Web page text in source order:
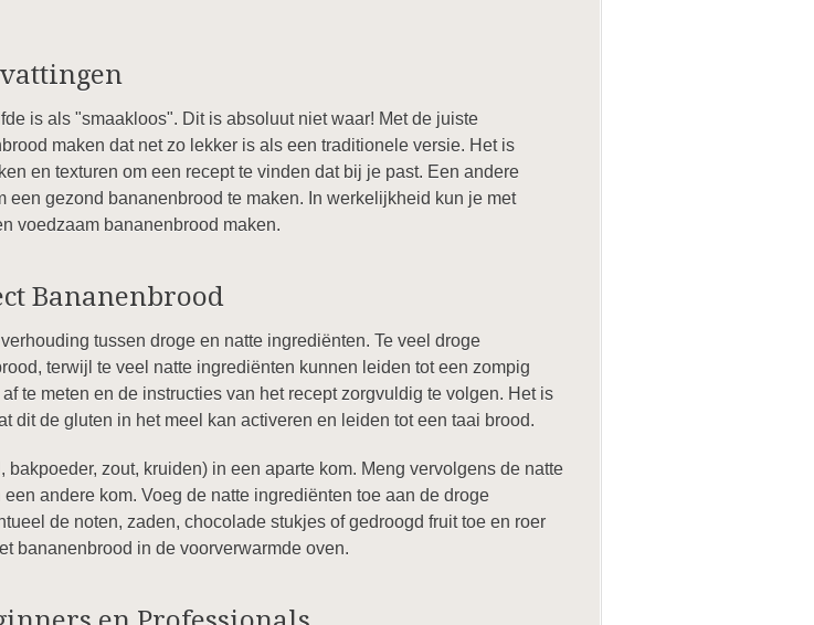
is als "smaakloos". Dit is absoluut niet waar! Met de juiste
maken dat net zo lekker is als een traditionele versie. Het is
en texturen om een recept te vinden dat bij je past. Een andere
gezond bananenbrood te maken. In werkelijkheid kun je met
voedzaam bananenbrood maken.
Bananenbrood
tussen droge en natte ingrediënten. Te veel droge
terwijl te veel natte ingrediënten kunnen leiden tot een zompig
te meten en de instructies van het recept zorgvuldig te volgen. Het is
dit de gluten in het meel kan activeren en leiden tot een taai brood.
zout, kruiden) in een aparte kom. Meng vervolgens de natte
andere kom. Voeg de natte ingrediënten toe aan de droge
de noten, zaden, chocolade stukjes of gedroogd fruit toe en roer
bananenbrood in de voorverwarmde oven.